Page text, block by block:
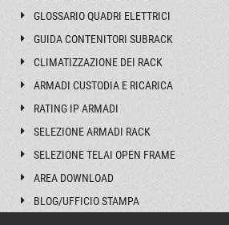
GLOSSARIO QUADRI ELETTRICI
GUIDA CONTENITORI SUBRACK
CLIMATIZZAZIONE DEI RACK
ARMADI CUSTODIA E RICARICA
RATING IP ARMADI
SELEZIONE ARMADI RACK
SELEZIONE TELAI OPEN FRAME
AREA DOWNLOAD
BLOG/UFFICIO STAMPA